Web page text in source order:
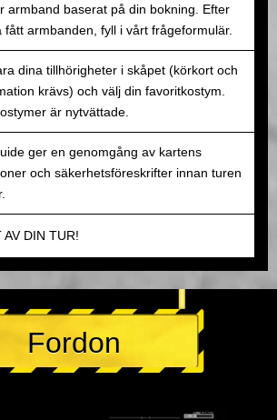
armband baserat på din bokning. Efter
fått armbanden, fyll i vårt frågeformulär.
dina tillhörigheter i skåpet (körkort och
krävs) och välj din favoritkostym.
är nytvättade.
ger en genomgång av kartens
och säkerhetsföreskrifter innan turen
AV DIN TUR!
Fordon